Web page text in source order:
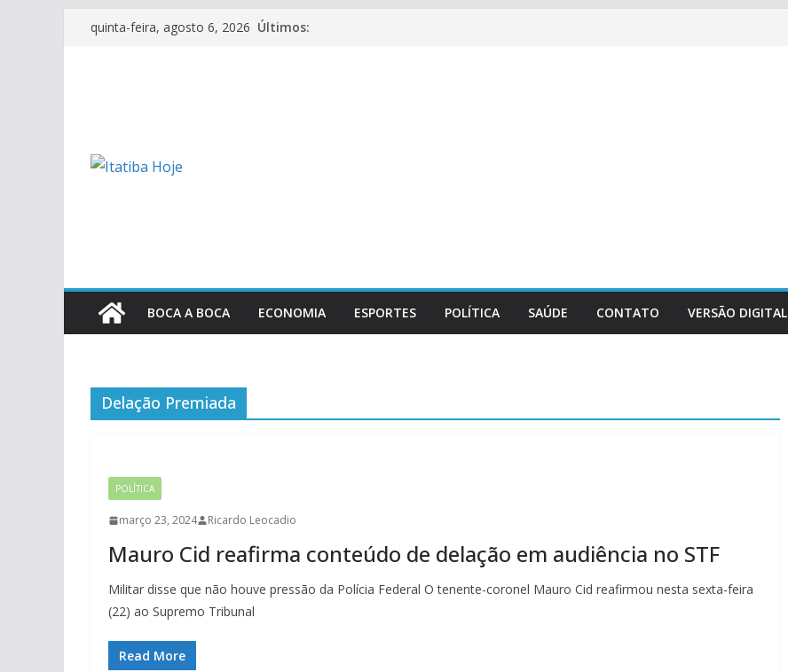
Pularquinta-feira, agosto 6, 2026 Últimos:
BOCA A BOCA ECONOMIA ESPORTES POLÍTICA SAÚDE CONTATO VERSÃO DIGITAL
Delação Premiada
POLÍTICA
março 23, 2024 Ricardo Leocadio
Mauro Cid reafirma conteúdo de delação em audiência no STF
Militar disse que não houve pressão da Polícia Federal O tenente-coronel Mauro Cid reafirmou nesta sexta-feira
(22) ao Supremo Tribunal
Read More